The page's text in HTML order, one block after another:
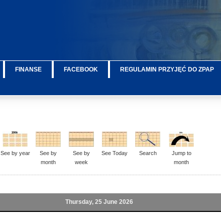
FINANSE FACEBOOK REGULAMIN PRZYJĘĆ DO ZPAP
See by year
See by
month
See by
week
See Today Search
Jump to
month
Thursday, 25 June 2026